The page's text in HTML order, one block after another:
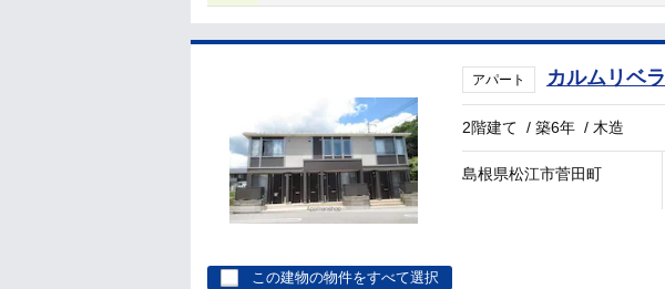
アパート カルムリベラ
2階建て /築6年 / 木造
島根県松江市菅田町
この建物の物件をすべて選択